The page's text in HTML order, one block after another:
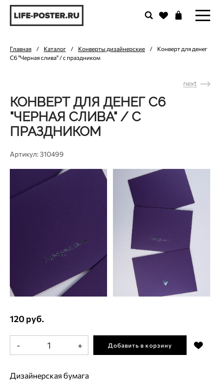
Главная / Каталог / Конверты дизайнерские /
Конверт для денег
С6 "Черная слива" / с праздником
next
КОНВЕРТ ДЛЯ ДЕНЕГ С6
"ЧЕРНАЯ СЛИВА" / С
ПРАЗДНИКОМ
Артикул: 310499
120 руб.
- + Добавить в корзину
Дизайнерская бумага